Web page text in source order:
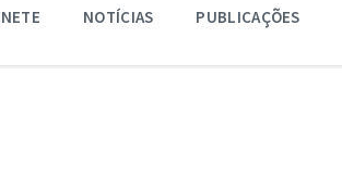
NOTÍCIAS PUBLICAÇÕES